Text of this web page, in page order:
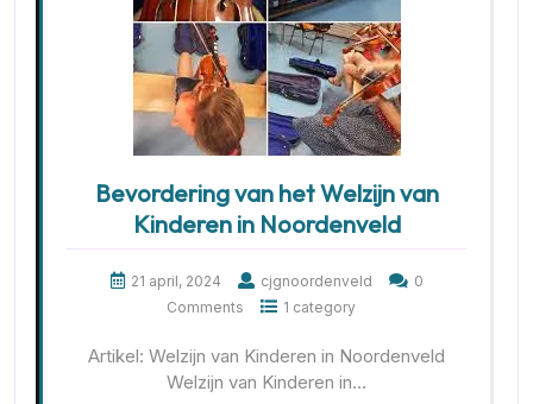
Bevordering van het Welzijn van
Kinderen in Noordenveld
21 april, 2024 cjgnoordenveld
0
Comments
1 category
Artikel: Welzijn van Kinderen in Noordenveld
Welzijn van Kinderen in…